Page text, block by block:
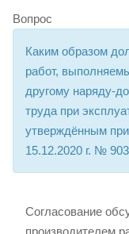
Вопрос
Каким образом
работ,
другому наряду-
труда при
утверждённым
15.12.2020 г. №
Согласование
производителем